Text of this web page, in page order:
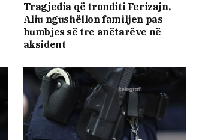
Tragjedia që tronditi Ferizajn,
Aliu ngushëllon familjen pas
humbjes së tre anëtarëve në
aksident